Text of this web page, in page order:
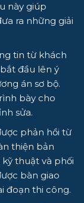
này giúp
ra những giải
tin từ khách
đầu lên ý
án sơ bộ.
bày cho
sửa.
phản hồi từ
thiện bản
thuật và phối
bàn giao
đoạn thi công.